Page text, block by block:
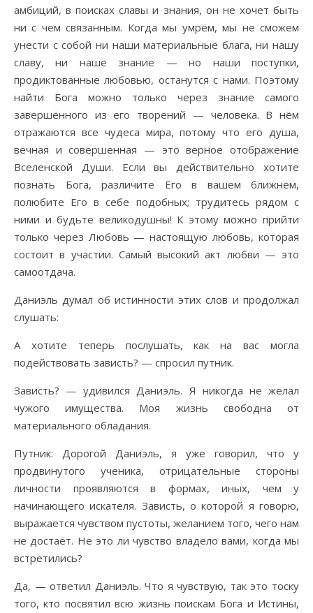
амбиций, в поисках славы и знания, он не хочет быть
ни с чем связанным. Когда мы умрём, мы не сможем
унести с собой ни наши материальные блага, ни нашу
славу, ни наше знание — но наши поступки,
продиктованные любовью, останутся с нами. Поэтому
найти Бога можно только через знание самого
завершённого из его творений — человека. В нём
отражаются все чудеса мира, потому что его душа,
вечная и совершенная — это верное отображение
Вселенской Души. Если вы действительно хотите
познать Бога, различите Его в вашем ближнем,
полюбите Его в себе подобных; трудитесь рядом с
ними и будьте великодушны! К этому можно прийти
только через Любовь — настоящую любовь, которая
состоит в участии. Самый высокий акт любви — это
самоотдача.
Даниэль думал об истинности этих слов и продолжал
слушать:
А хотите теперь послушать, как на вас могла
подействовать зависть? — спросил путник.
Зависть? — удивился Даниэль. Я никогда не желал
чужого имущества. Моя жизнь свободна от
материального обладания.
Путник: Дорогой Даниэль, я уже говорил, что у
продвинутого ученика, отрицательные стороны
личности проявляются в формах, иных, чем у
начинающего искателя. Зависть, о которой я говорю,
выражается чувством пустоты, желанием того, чего нам
не достаёт. Не это ли чувство владело вами, когда мы
встретились?
Да, — ответил Даниэль. Что я чувствую, так это тоску
того, кто посвятил всю жизнь поискам Бога и Истины,